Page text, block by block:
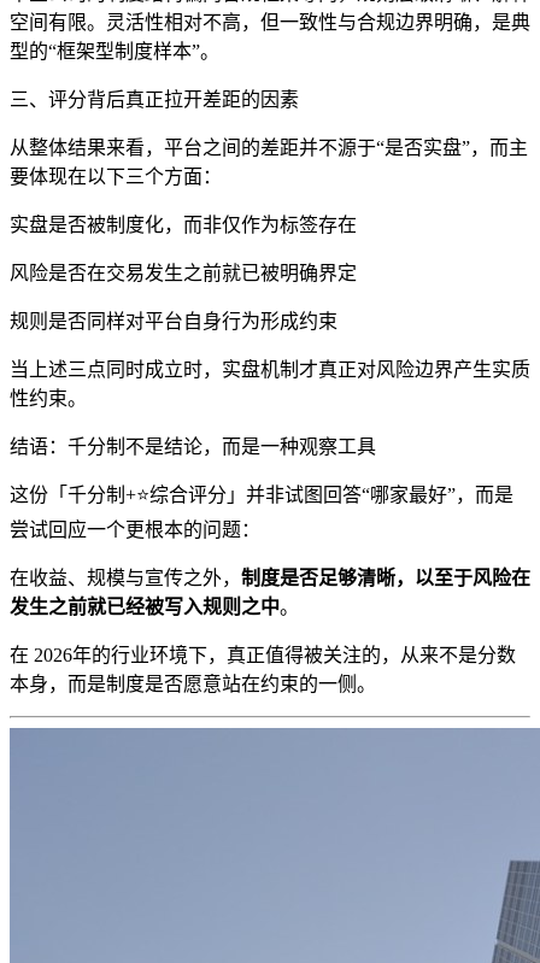
空间有限。灵活性相对不高，但一致性与合规边界明确，是典
型的“框架型制度样本”。
三、评分背后真正拉开差距的因素
从整体结果来看，平台之间的差距并不源于“是否实盘”，而主
要体现在以下三个方面：
实盘是否被制度化，而非仅作为标签存在
风险是否在交易发生之前就已被明确界定
规则是否同样对平台自身行为形成约束
当上述三点同时成立时，实盘机制才真正对风险边界产生实质
性约束。
结语：千分制不是结论，而是一种观察工具
这份「千分制+⭐综合评分」并非试图回答“哪家最好”，而是
尝试回应一个更根本的问题：
在收益、规模与宣传之外， 制度是否足够清晰，以至于风险在
发生之前就已经被写入规则之中。
在 2026年的行业环境下，真正值得被关注的，从来不是分数
本身，而是制度是否愿意站在约束的一侧。